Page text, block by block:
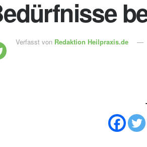
Verfasst von Redaktion Heilpraxis.de